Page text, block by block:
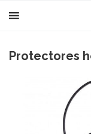
Protectores